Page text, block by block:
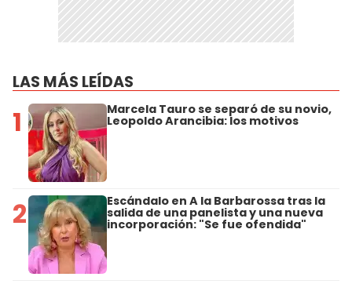
LAS MÁS LEÍDAS
1 Marcela Tauro se separó de su novio,
Leopoldo Arancibia: los motivos
2 Escándalo en A la Barbarossa tras la
salida de una panelista y una nueva
incorporación: "Se fue ofendida"